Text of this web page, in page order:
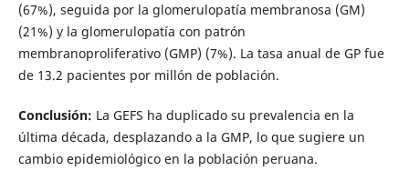
(67%), seguida por la glomerulopatía membranosa (GM)
(21%) y la glomerulopatía con patrón
membranoproliferativo (GMP) (7%). La tasa anual de GP fue
de 13.2 pacientes por millón de población.
Conclusión: La GEFS ha duplicado su prevalencia en la
última década, desplazando a la GMP, lo que sugiere un
cambio epidemiológico en la población peruana.